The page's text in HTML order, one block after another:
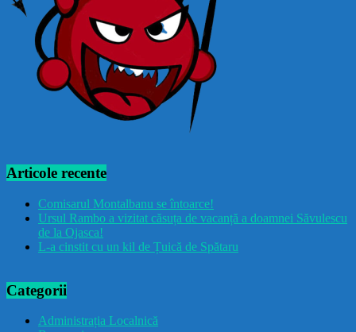
Articole recente
Comisarul Montalbanu se întoarce!
Ursul Rambo a vizitat căsuța de vacanță a doamnei Săvulescu
de la Ojasca!
L-a cinstit cu un kil de Țuică de Spătaru
Categorii
Administrația Localnică